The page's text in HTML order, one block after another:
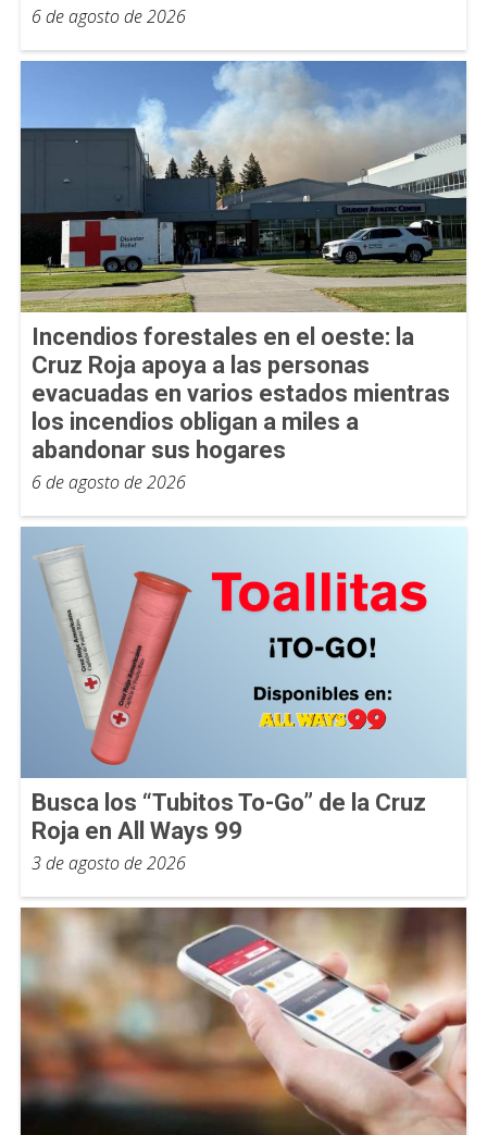
6 de agosto de 2026
Incendios forestales en el oeste: la
Cruz Roja apoya a las personas
evacuadas en varios estados mientras
los incendios obligan a miles a
abandonar sus hogares
6 de agosto de 2026
Busca los “Tubitos To-Go” de la Cruz
Roja en All Ways 99
3 de agosto de 2026